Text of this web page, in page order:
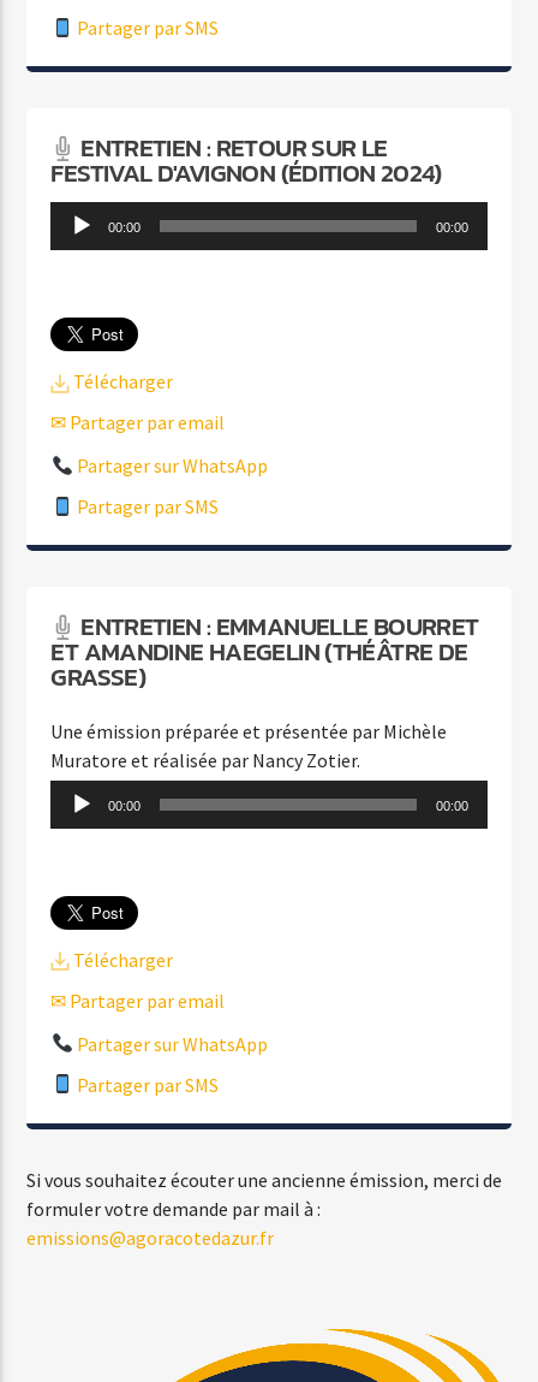
Partager par SMS
ENTRETIEN : RETOUR SUR LE
FESTIVAL D'AVIGNON (ÉDITION 2024)
Lecteur
audio
00:00 00:00
Télécharger
✉ Partager par email
Partager sur WhatsApp
Partager par SMS
ENTRETIEN : EMMANUELLE BOURRET
ET AMANDINE HAEGELIN (THÉÂTRE DE
GRASSE)
Une émission préparée et présentée par Michèle
Muratore et réalisée par Nancy Zotier.
Lecteur 00:00 00:00
Télécharger
✉ Partager par email
Partager sur WhatsApp
Partager par SMS
Si vous souhaitez écouter une ancienne émission, merci de
formuler votre demande par mail à :
emissions@agoracotedazur.fr